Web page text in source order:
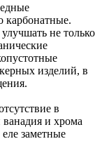
карбонатные.
не только
изделий, в
в
ванадия и хрома
заметные